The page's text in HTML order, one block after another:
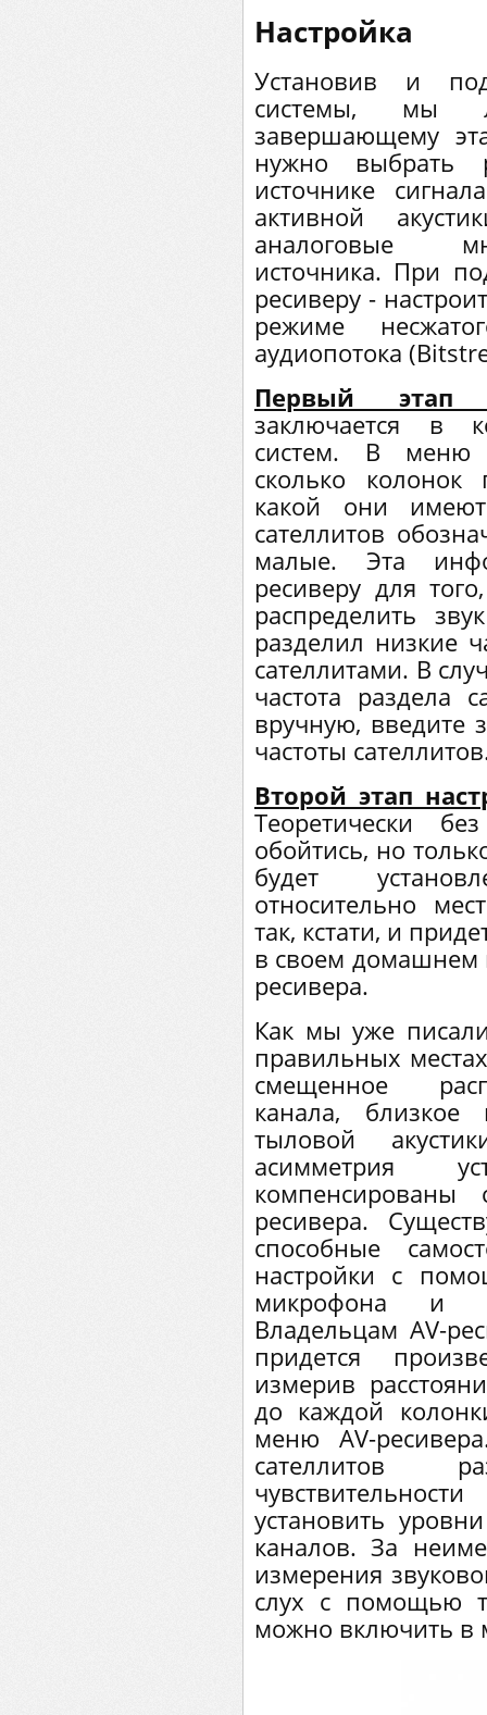
Настройка
Установив и
системы, мы
завершающему
нужно выбрать
источнике
активной
аналоговые
источника. При
ресиверу -
режиме
аудиопотока
Первый этап
заключается в
систем. В меню
сколько
какой они
сателлитов
малые. Эта
ресиверу для
распределить
разделил низкие
сателлитами. В
частота раздела
вручную, введите
частоты
Второй этап
Теоретически
обойтись, но
будет
относительно
так, кстати, и
в своем домашнем
ресивера.
Как мы уже
правильных
смещенное
канала,
тыловой
асимметрия
ресивера.
способные
настройки с
микрофона и
Владельцам AV-
придется
измерив
до каждой
меню AV-
сателлитов
установить
каналов. За
измерения
слух с помощью
можно включить в